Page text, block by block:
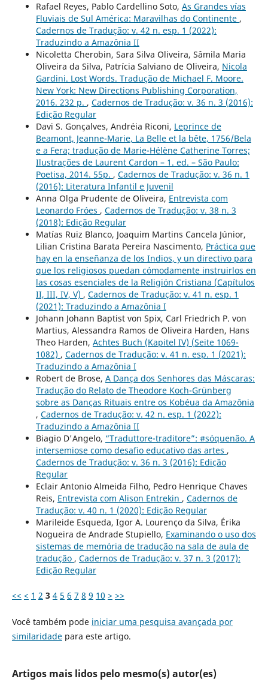
Rafael Reyes, Pablo Cardellino Soto, As Grandes vías
Fluviais de Sul América: Maravilhas do Continente ,
Cadernos de Tradução: v. 42 n. esp. 1 (2022):
Traduzindo a Amazônia II
Nicoletta Cherobin, Sara Silva Oliveira, Sâmila Maria
Oliveira da Silva, Patrícia Salviano de Oliveira, Nicola
Gardini. Lost Words. Tradução de Michael F. Moore.
New York: New Directions Publishing Corporation,
2016. 232 p. , Cadernos de Tradução: v. 36 n. 3 (2016):
Edição Regular
Davi S. Gonçalves, Andréia Riconi, Leprince de
Beamont, Jeanne-Marie, La Belle et la bête, 1756/Bela
e a Fera; tradução de Marie-Hélène Catherine Torres;
Ilustrações de Laurent Cardon – 1. ed. – São Paulo:
Poetisa, 2014. 55p. , Cadernos de Tradução: v. 36 n. 1
(2016): Literatura Infantil e Juvenil
Anna Olga Prudente de Oliveira, Entrevista com
Leonardo Fróes , Cadernos de Tradução: v. 38 n. 3
(2018): Edição Regular
Matías Ruiz Blanco, Joaquim Martins Cancela Júnior,
Lilian Cristina Barata Pereira Nascimento, Práctica que
hay en la enseñanza de los Indios, y un directivo para
que los religiosos puedan cómodamente instruirlos en
las cosas esenciales de la Religión Cristiana (Capítulos
II, III, IV, V) , Cadernos de Tradução: v. 41 n. esp. 1
(2021): Traduzindo a Amazônia I
Johann Johann Baptist von Spix, Carl Friedrich P. von
Martius, Alessandra Ramos de Oliveira Harden, Hans
Theo Harden, Achtes Buch (Kapitel IV) (Seite 1069-
1082) , Cadernos de Tradução: v. 41 n. esp. 1 (2021):
Traduzindo a Amazônia I
Robert de Brose, A Dança dos Senhores das Máscaras:
Tradução do Relato de Theodore Koch-Grünberg
sobre as Danças Rituais entre os Kobéua da Amazônia
, Cadernos de Tradução: v. 42 n. esp. 1 (2022):
Traduzindo a Amazônia II
Biagio D'Angelo, “Traduttore-traditore”: #sóquenão. A
intersemiose como desafio educativo das artes ,
Cadernos de Tradução: v. 36 n. 3 (2016): Edição
Regular
Eclair Antonio Almeida Filho, Pedro Henrique Chaves
Reis, Entrevista com Alison Entrekin , Cadernos de
Tradução: v. 40 n. 1 (2020): Edição Regular
Marileide Esqueda, Igor A. Lourenço da Silva, Érika
Nogueira de Andrade Stupiello, Examinando o uso dos
sistemas de memória de tradução na sala de aula de
tradução , Cadernos de Tradução: v. 37 n. 3 (2017):
Edição Regular
<< < 1 2 3 4 5 6 7 8 9 10 > >>
Você também pode iniciar uma pesquisa avançada por
similaridadepara este artigo.
Artigos mais lidos pelo mesmo(s) autor(es)